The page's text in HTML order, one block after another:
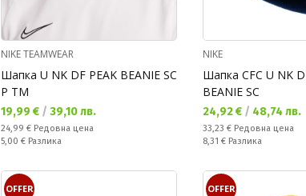
NIKE TEAMWEAR
Шапка U NK DF PEAK BEANIE SC
P TM
Текуща цена:
19,99 € / 39,10 лв.
Редовна цена:
24,99 € Редовна цена
Спестявате:
5,00 € Разлика
NIKE
Шапка CFC U NK
BEANIE SC
Текуща цена:
24,92 € / 48,74 лв.
Редовна цена:
33,23 € Редовна цена
Спестявате:
8,31 € Разлика
OFFER OFFER